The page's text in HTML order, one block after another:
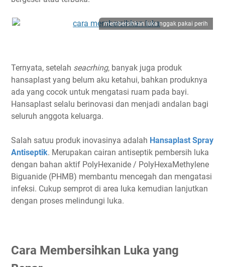
membersihkan luka nggak pakai perih
Ternyata, setelah seacrhing, banyak juga produk
hansaplast yang belum aku ketahui, bahkan produknya
ada yang cocok untuk mengatasi ruam pada bayi.
Hansaplast selalu berinovasi dan menjadi andalan bagi
seluruh anggota keluarga.
Salah satuu produk inovasinya adalah Hansaplast Spray
Antiseptik. Merupakan cairan antiseptik pembersih luka
dengan bahan aktif PolyHexanide / PolyHexaMethylene
Biguanide (PHMB) membantu mencegah dan mengatasi
infeksi. Cukup semprot di area luka kemudian lanjutkan
dengan proses melindungi luka.
Cara Membersihkan Luka yang